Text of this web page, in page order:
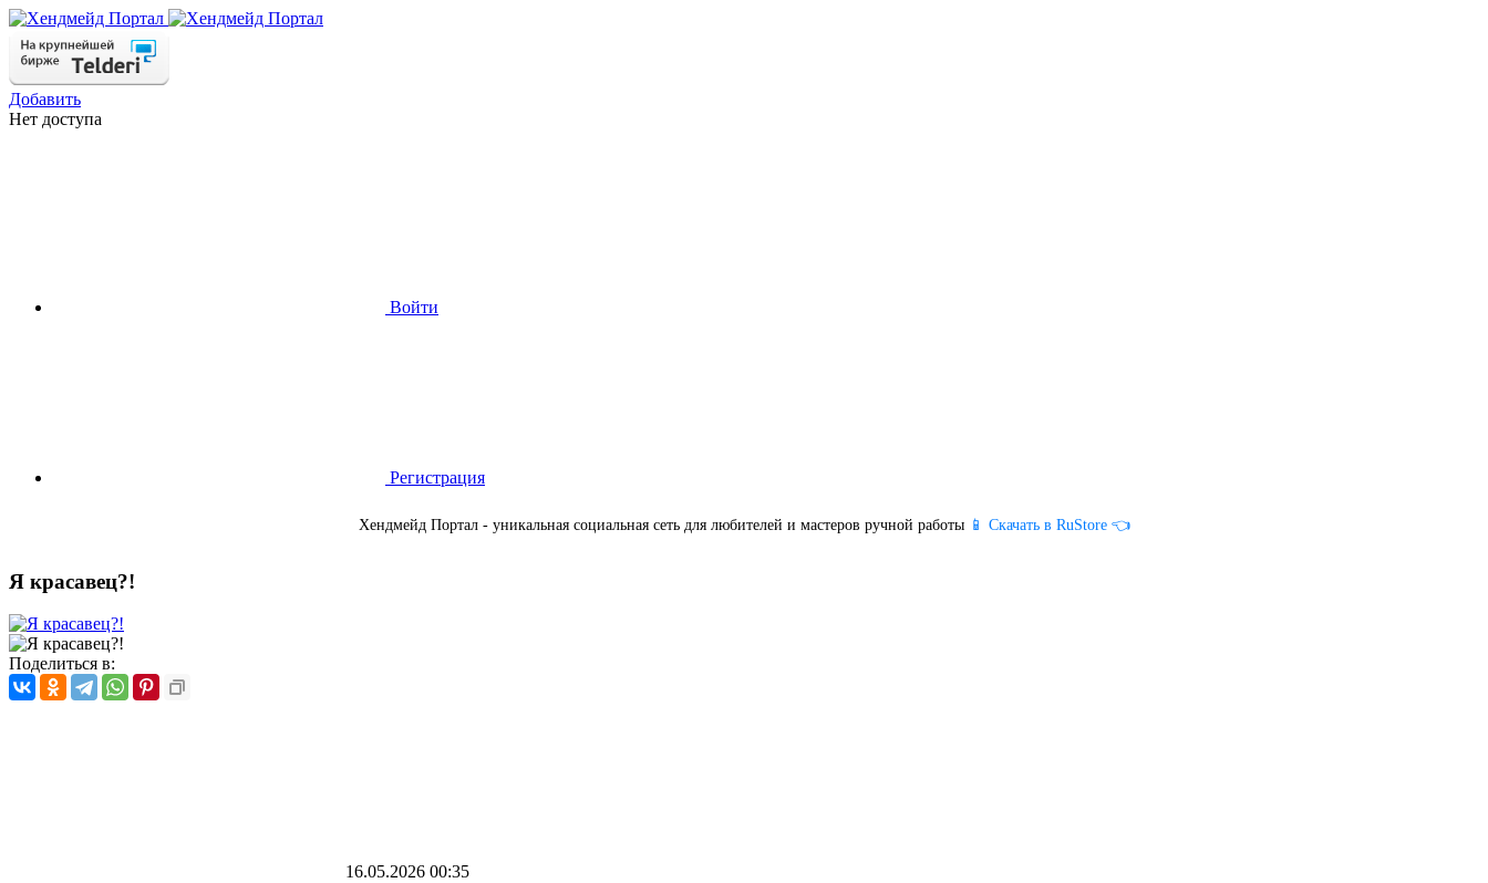
Добавить
Нет доступа
Войти
Регистрация
Хендмейд Портал - уникальная социальная сеть для любителей и мастеров ручной работы 📱 Скачать в RuStore 👈
Я красавец?!
Поделиться в:
16.05.2026 00:35